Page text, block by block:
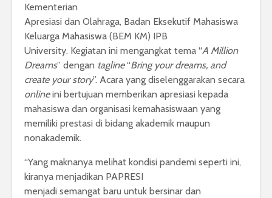
Kementerian
Apresiasi dan Olahraga, Badan Eksekutif Mahasiswa
Keluarga Mahasiswa (BEM KM) IPB
University. Kegiatan ini mengangkat tema “A Million
Dreams” dengan tagline“Bring your dreams, and
create your story”. Acara yang diselenggarakan secara
onlineini bertujuan memberikan apresiasi kepada
mahasiswa dan organisasi kemahasiswaan yang
memiliki prestasi di bidang akademik maupun
nonakademik.
“Yang maknanya melihat kondisi pandemi seperti ini,
kiranya menjadikan PAPRESI
menjadi semangat baru untuk bersinar dan